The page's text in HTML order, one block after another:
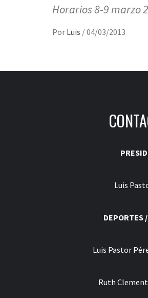
Horarios 8-9 marzo
Por Luis /04/03/2013
Luis
DEPORTES
Luis Pastor
Ruth